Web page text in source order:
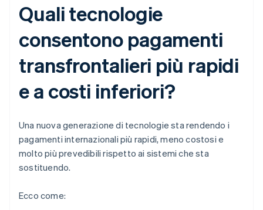
Quali tecnologie
consentono pagamenti
transfrontalieri più rapidi
e a costi inferiori?
Una nuova generazione di tecnologie sta rendendo i
pagamenti internazionali più rapidi, meno costosi e
molto più prevedibili rispetto ai sistemi che sta
sostituendo.
Ecco come: